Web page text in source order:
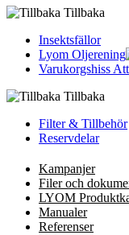
Tillbaka
Insektsfällor
Lyom Oljerening
Varukorgshiss
Tillbaka
Filter & Tillbehör
Reservdelar
Kampanjer
Filer och
LYOM
Manualer
Referenser